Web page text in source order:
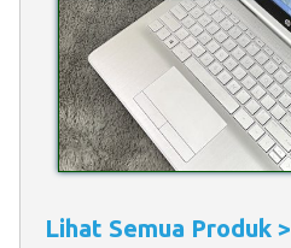
Lihat Semua Produk >